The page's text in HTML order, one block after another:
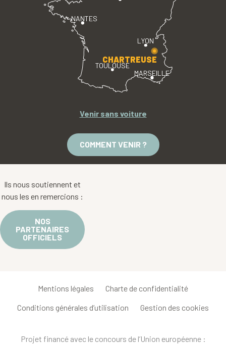
LYON
TOULOUSE
MARSEILLE
NANTES
CHARTREUSE
Venir sans voiture
COMMENT VENIR ?
Ils nous soutiennent et
nous les en remercions :
NOS
PARTENAIRES
OFFICIELS
Mentions légales Charte de confidentialité
Conditions générales d’utilisation Gestion des cookies
Projet financé avec le concours de l’Union européenne :